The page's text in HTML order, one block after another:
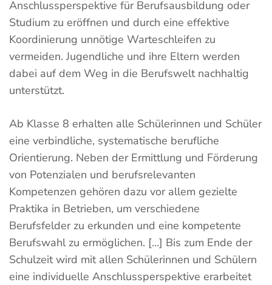
Anschlussperspektive für Berufsausbildung oder
Studium zu eröffnen und durch eine effektive
Koordinierung unnötige Warteschleifen zu
vermeiden. Jugendliche und ihre Eltern werden
dabei auf dem Weg in die Berufswelt nachhaltig
unterstützt.
Ab Klasse 8 erhalten alle Schülerinnen und Schüler
eine verbindliche, systematische berufliche
Orientierung. Neben der Ermittlung und Förderung
von Potenzialen und berufsrelevanten
Kompetenzen gehören dazu vor allem gezielte
Praktika in Betrieben, um verschiedene
Berufsfelder zu erkunden und eine kompetente
Berufswahl zu ermöglichen. […] Bis zum Ende der
Schulzeit wird mit allen Schülerinnen und Schülern
eine individuelle Anschlussperspektive erarbeitet